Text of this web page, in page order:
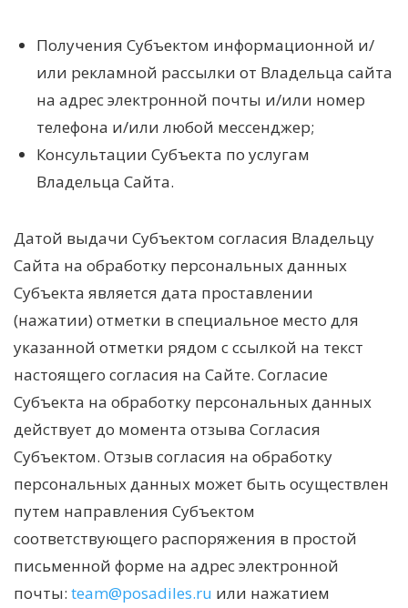
Получения Субъектом информационной и/
или рекламной рассылки от Владельца сайта
на адрес электронной почты и/или номер
телефона и/или любой мессенджер;
Консультации Субъекта по услугам
Владельца Сайта.
Датой выдачи Субъектом согласия Владельцу
Сайта на обработку персональных данных
Субъекта является дата проставлении
(нажатии) отметки в специальное место для
указанной отметки рядом с ссылкой на текст
настоящего согласия на Сайте. Согласие
Субъекта на обработку персональных данных
действует до момента отзыва Согласия
Субъектом. Отзыв согласия на обработку
персональных данных может быть осуществлен
путем направления Субъектом
соответствующего распоряжения в простой
письменной форме на адрес электронной
почты: team@posadiles.ru или нажатием